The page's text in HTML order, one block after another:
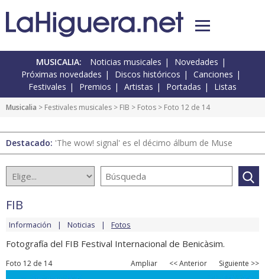
MUSICALIA: Noticias musicales
Novedades
Próximas novedades
Discos históricos
Canciones
Festivales
Premios Artistas Portadas Listas
Musicalia > Festivales musicales > FIB > Fotos > Foto 12 de 14
Destacado: 'The wow! signal' es el décimo álbum de Muse
FIB
Información Noticias Fotos
Fotografía del FIB Festival Internacional de Benicàsim.
Foto 12 de 14 Ampliar << Anterior Siguiente >>